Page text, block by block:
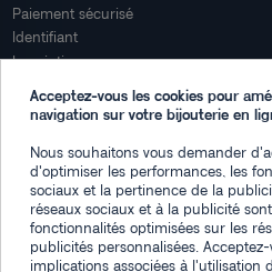
Paiement sécurisé
Identifiant
Inscription
Mon espace
Suivi de commande
Connexion
Créez votre compte
Des questions
Acceptez-vous les cookies pour
navigation sur votre bijouterie en
Nous souhaitons vous demander
d'optimiser les performances, les
sociaux et la pertinence de la
réseaux sociaux et à la publicité
fonctionnalités optimisées sur les
publicités personnalisées.
implications associées à l'utilisation